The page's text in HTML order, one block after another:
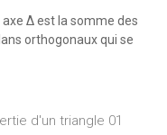
∆ est la somme des
orthogonaux qui se
d'un triangle 01